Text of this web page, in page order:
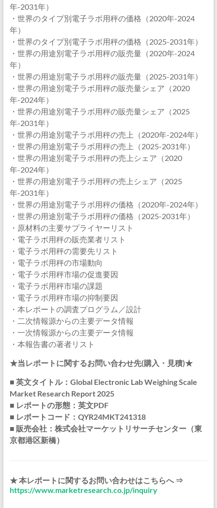
年-2031年）
・世界のタイプ別電子ラボ用秤の価格（2020年-2024
年）
・世界のタイプ別電子ラボ用秤の価格（2025-2031年）
・世界の用途別電子ラボ用秤の販売量（2020年-2024
年）
・世界の用途別電子ラボ用秤の販売量（2025-2031年）
・世界の用途別電子ラボ用秤の販売量シェア（2020
年-2024年）
・世界の用途別電子ラボ用秤の販売量シェア（2025
年-2031年）
・世界の用途別電子ラボ用秤の売上（2020年-2024年）
・世界の用途別電子ラボ用秤の売上（2025-2031年）
・世界の用途別電子ラボ用秤の売上シェア（2020
年-2024年）
・世界の用途別電子ラボ用秤の売上シェア（2025
年-2031年）
・世界の用途別電子ラボ用秤の価格（2020年-2024年）
・世界の用途別電子ラボ用秤の価格（2025-2031年）
・原材料の主要サプライヤーリスト
・電子ラボ用秤の販売業者リスト
・電子ラボ用秤の需要先リスト
・電子ラボ用秤の市場動向
・電子ラボ用秤市場の促進要因
・電子ラボ用秤市場の課題
・電子ラボ用秤市場の抑制要因
・本レポートの調査プログラム／設計
・二次情報源からの主要データ情報
・一次情報源からの主要データ情報
・本報告書の著者リスト
★当レポートに関するお問い合わせ先(購入・見積)★
■ 英文タイトル：Global Electronic Lab Weighing Scale
Market Research Report 2025
■ レポートの形態：英文PDF
■ レポートコード：QYR24MKT241318
■ 販売会社：株式会社マーケットリサーチセンター（東
京都港区新橋）
★ 本レポートに関するお問い合わせはこちらへ ⇒
https://www.marketresearch.co.jp/inquiry